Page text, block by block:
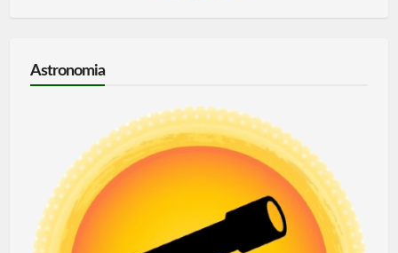
Astronomia